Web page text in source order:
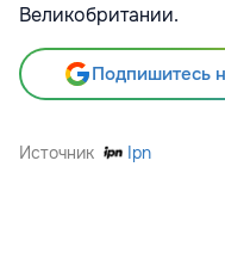
Великобритании.
Подпишитесь
Источник Ipn